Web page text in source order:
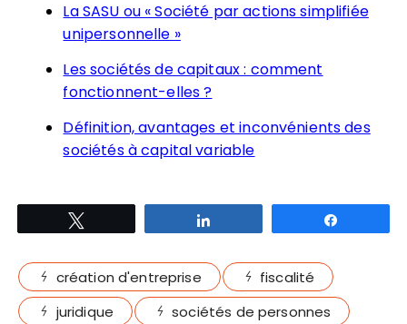
La SASU ou « Société par actions simplifiée
unipersonnelle »
Les sociétés de capitaux : comment
fonctionnent-elles ?
Définition, avantages et inconvénients des
sociétés à capital variable
création d'entreprise
fiscalité
juridique
sociétés de personnes